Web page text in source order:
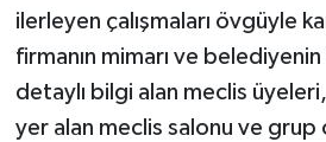
ilerleyen çalışmaları övgüyle
firmanın mimarı ve
detaylı bilgi alan meclis
yer alan meclis salonu ve grup